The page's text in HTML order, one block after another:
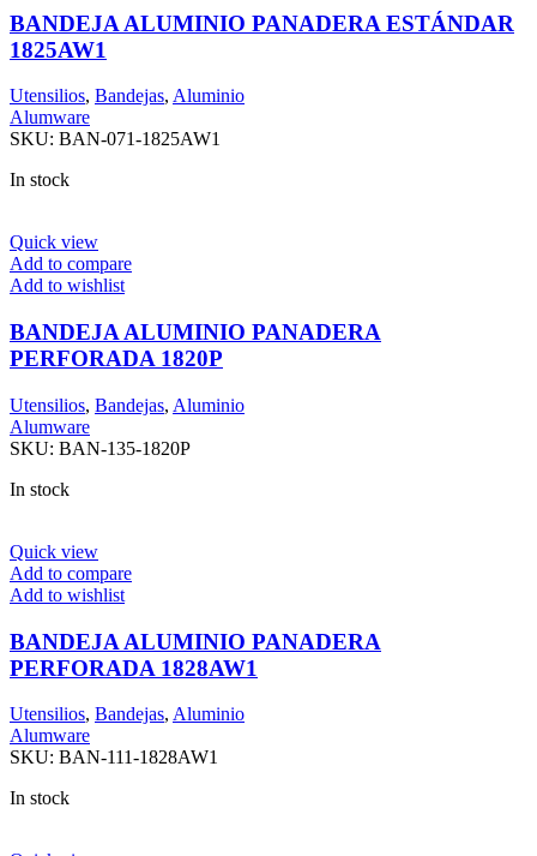
BANDEJA ALUMINIO PANADERA ESTÁNDAR
1825AW1
Utensilios, Bandejas, Aluminio
Alumware
SKU: BAN-071-1825AW1
In stock
Quick view
Add to compare
Add to wishlist
BANDEJA ALUMINIO PANADERA
PERFORADA 1820P
Utensilios, Bandejas, Aluminio
Alumware
SKU: BAN-135-1820P
In stock
Quick view
Add to compare
Add to wishlist
BANDEJA ALUMINIO PANADERA
PERFORADA 1828AW1
Utensilios, Bandejas, Aluminio
Alumware
SKU: BAN-111-1828AW1
In stock